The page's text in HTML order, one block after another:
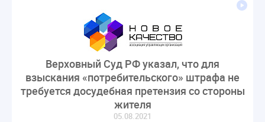
Верховный Суд РФ указал, что для
взыскания «потребительского» штрафа не
требуется досудебная претензия со стороны
жителя
05.08.2021